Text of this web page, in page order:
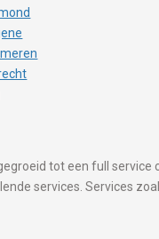
tot een full service
services. Services